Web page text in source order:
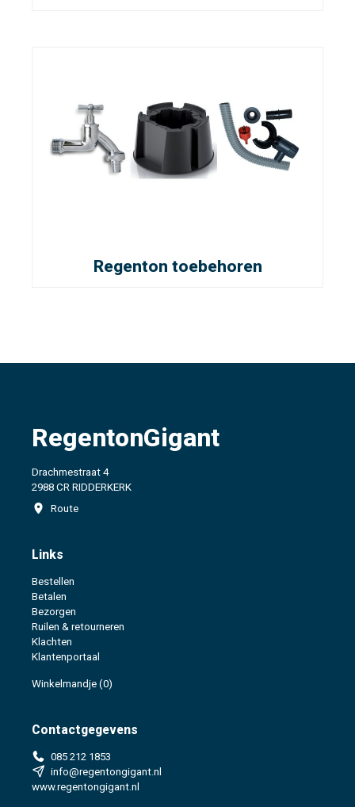
Regenton toebehoren
RegentonGigant
Drachmestraat 4
2988 CR RIDDERKERK
Route
Links
Bestellen
Betalen
Bezorgen
Ruilen & retourneren
Klachten
Klantenportaal
Winkelmandje (0)
Contactgegevens
085 212 1853
info@regentongigant.nl
www.regentongigant.nl